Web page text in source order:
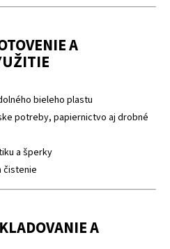
A
bieleho plastu
potreby, papiernictvo aj drobné
a šperky
čistenie
A